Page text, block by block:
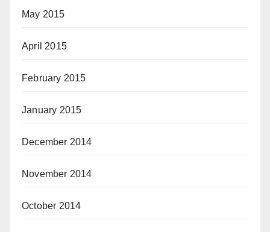
May 2015
April 2015
February 2015
January 2015
December 2014
November 2014
October 2014